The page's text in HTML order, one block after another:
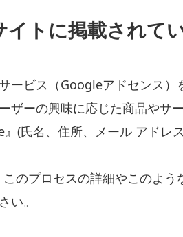
イトに掲載されて
ービス（Googleアドセンス）
ザーの興味に応じた商品やサ
(氏名、住所、メール アドレ
のプロセスの詳細やこのよ
い。